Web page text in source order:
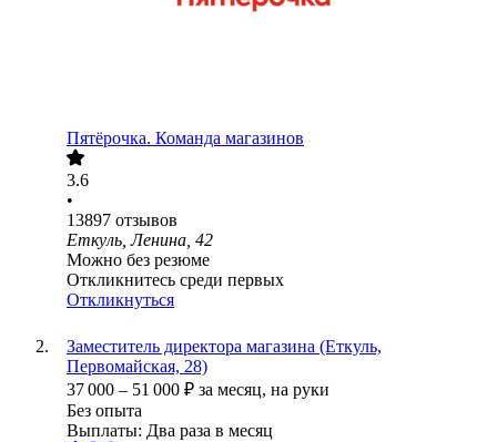
Пятёрочка. Команда магазинов
3.6
•
13897 отзывов
Еткуль, Ленина, 42
Можно без резюме
Откликнитесь среди первых
Откликнуться
Заместитель директора магазина (Еткуль,
Первомайская, 28)
37 000 – 51 000 ₽ за месяц, на руки
Без опыта
Выплаты: Два раза в месяц